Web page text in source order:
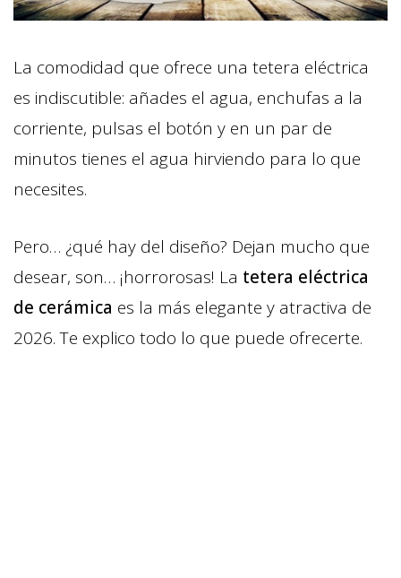
La comodidad que ofrece una tetera eléctrica
es indiscutible: añades el agua, enchufas a la
corriente, pulsas el botón y en un par de
minutos tienes el agua hirviendo para lo que
necesites.
Pero… ¿qué hay del diseño? Dejan mucho que
desear, son… ¡horrorosas! La tetera eléctrica
de cerámica es la más elegante y atractiva de
2026. Te explico todo lo que puede ofrecerte.